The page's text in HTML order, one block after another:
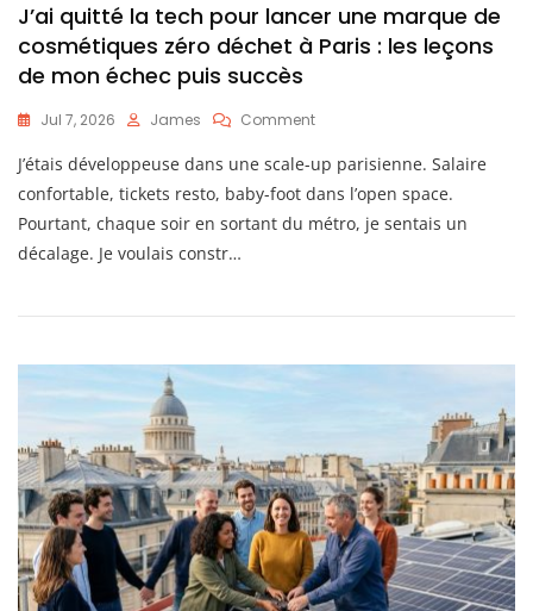
J’ai quitté la tech pour lancer une marque de
cosmétiques zéro déchet à Paris : les leçons
de mon échec puis succès
Jul 7, 2026 James CommentOn
Quitté
La
Pour
De
Zéro
:
Les
Leçons
De
Mon
Échec
Puis
J’étais développeuse dans une scale-up parisienne. Salaire
confortable, tickets resto, baby-foot dans l’open space.
Pourtant, chaque soir en sortant du métro, je sentais un
décalage. Je voulais constr…